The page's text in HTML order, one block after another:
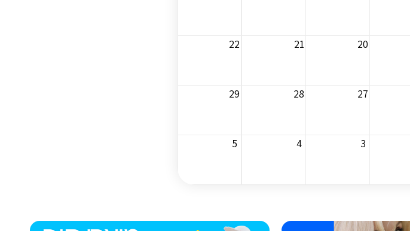
20
21
22
27
28
29
3
4
5